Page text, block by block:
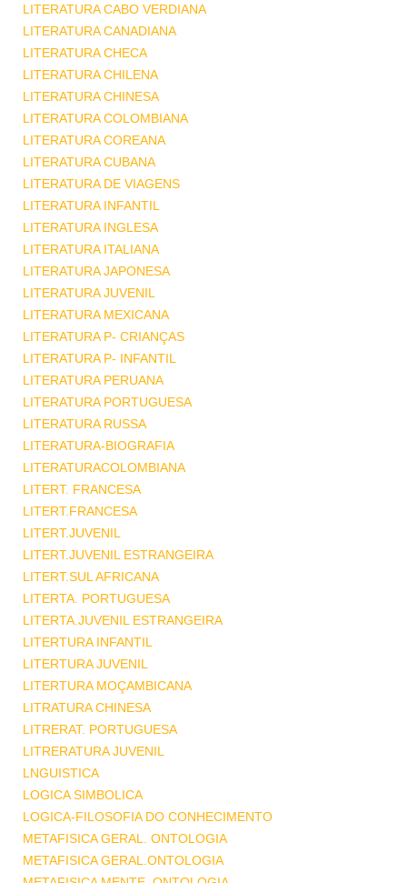
LITERATURA CABO VERDIANA
LITERATURA CANADIANA
LITERATURA CHECA
LITERATURA CHILENA
LITERATURA CHINESA
LITERATURA COLOMBIANA
LITERATURA COREANA
LITERATURA CUBANA
LITERATURA DE VIAGENS
LITERATURA INFANTIL
LITERATURA INGLESA
LITERATURA ITALIANA
LITERATURA JAPONESA
LITERATURA JUVENIL
LITERATURA MEXICANA
LITERATURA P- CRIANÇAS
LITERATURA P- INFANTIL
LITERATURA PERUANA
LITERATURA PORTUGUESA
LITERATURA RUSSA
LITERATURA-BIOGRAFIA
LITERATURACOLOMBIANA
LITERT. FRANCESA
LITERT.FRANCESA
LITERT.JUVENIL
LITERT.JUVENIL ESTRANGEIRA
LITERT.SUL AFRICANA
LITERTA. PORTUGUESA
LITERTA.JUVENIL ESTRANGEIRA
LITERTURA INFANTIL
LITERTURA JUVENIL
LITERTURA MOÇAMBICANA
LITRATURA CHINESA
LITRERAT. PORTUGUESA
LITRERATURA JUVENIL
LNGUISTICA
LOGICA SIMBOLICA
LOGICA-FILOSOFIA DO CONHECIMENTO
METAFISICA GERAL. ONTOLOGIA
METAFISICA GERAL.ONTOLOGIA